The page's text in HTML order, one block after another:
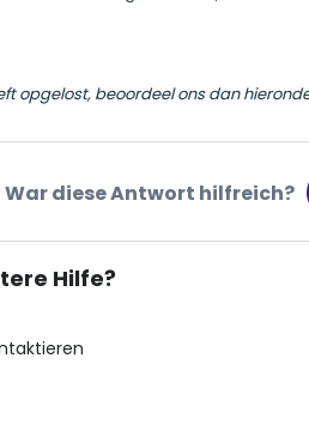
opgelost, beoordeel ons dan
War diese Antwort hilfreich?
Hilfe?